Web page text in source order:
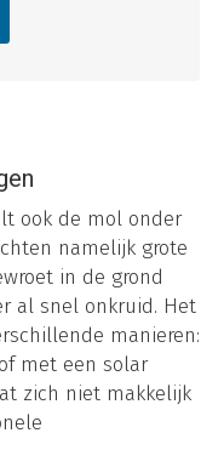
ook de mol onder
namelijk grote
in de grond
al snel onkruid. Het
manieren:
met een solar
zich niet makkelijk